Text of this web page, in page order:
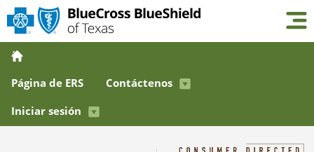
Página de ERS
Contáctenos
Iniciar sesión